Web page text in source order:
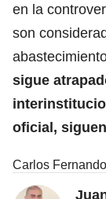
en la
son
sigue
oficial,
Carlos